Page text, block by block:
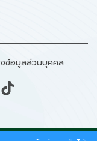
ข้อมูลส่วนบุคคล
TikTok